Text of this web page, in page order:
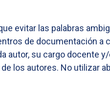
evitar las palabras
de documentación a
autor, su cargo docente
los autores. No utilizar